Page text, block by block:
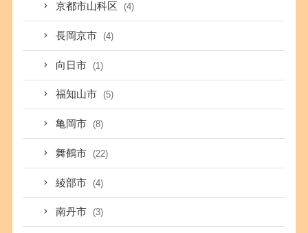
京都市山科区 (4)
長岡京市 (4)
向日市 (1)
福知山市 (5)
亀岡市 (8)
舞鶴市 (22)
綾部市 (4)
南丹市 (3)